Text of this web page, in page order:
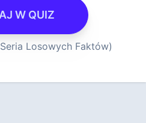
W QUIZ
Losowych Faktów)